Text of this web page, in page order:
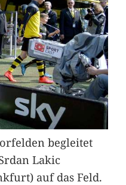
begleitet
Lakic
auf das Feld.